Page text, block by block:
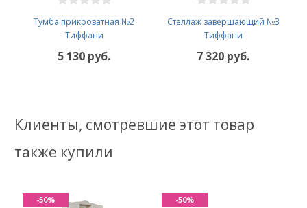
Тумба прикроватная №2
Тиффани
5 130 руб.
Стеллаж завершающий №3
Тиффани
7 320 руб.
Клиенты, смотревшие этот товар
также купили
-50% -50%